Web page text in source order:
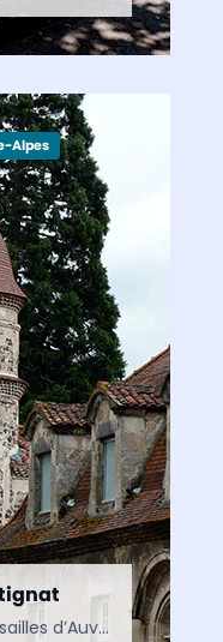
Alpes
Surnommé le « petit Versailles d’Auvergne », le château de Parentignat est l’un des plus beaux châteaux du Puy-de-Dôme. Entre architecture du XVIIIᵉ siècle, mobilier d’exception et prestigieuse galerie de portraits, il…